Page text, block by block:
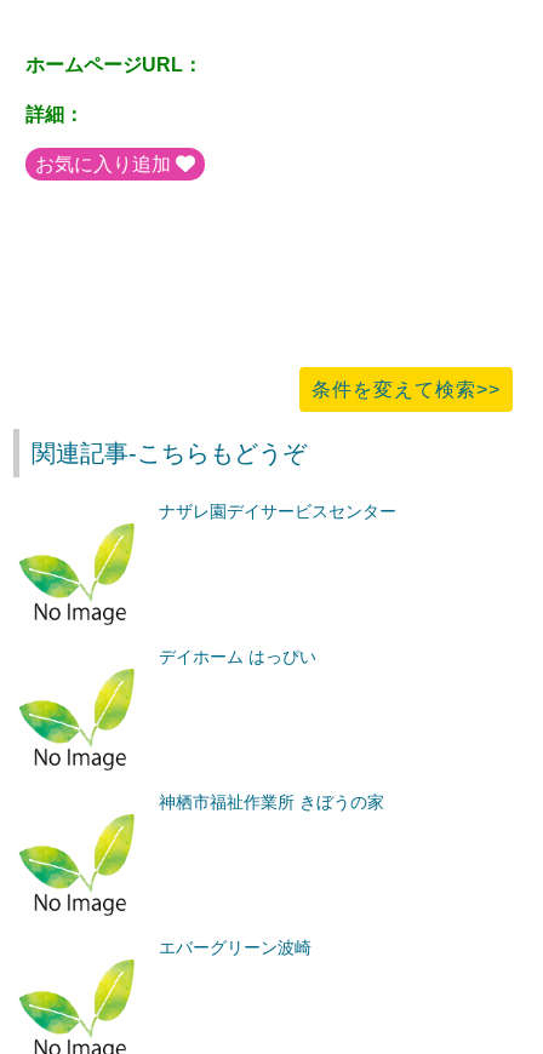
ホームページURL：
詳細：
お気に入り追加
条件を変えて検索>>
関連記事-こちらもどうぞ
ナザレ園デイサービスセンター
デイホーム はっぴい
神栖市福祉作業所 きぼうの家
エバーグリーン波崎